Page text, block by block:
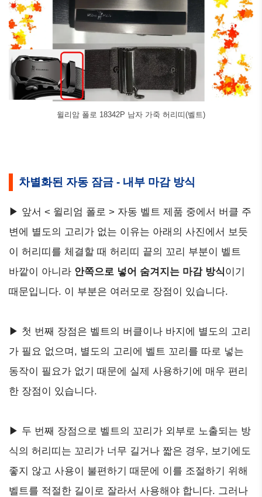
윌리암 폴로 18342P 남자 가죽 허리띠(벨트)
차별화된 자동 잠금 - 내부 마감 방식
▶ 앞서 < 윌리엄 폴로 > 자동 벨트 제품 중에서 버클 주
변에 별도의 고리가 없는 이유는 아래의 사진에서 보듯
이 허리띠를 체결할 때 허리띠 끝의 꼬리 부분이 벨트
바깥이 아니라 안쪽으로 넣어 숨겨지는 마감 방식이기
때문입니다. 이 부분은 여러모로 장점이 있습니다.
▶ 첫 번째 장점은 벨트의 버클이나 바지에 별도의 고리
가 필요 없으며, 별도의 고리에 벨트 꼬리를 따로 넣는
동작이 필요가 없기 때문에 실제 사용하기에 매우 편리
한 장점이 있습니다.
▶ 두 번째 장점으로 벨트의 꼬리가 외부로 노출되는 방
식의 허리띠는 꼬리가 너무 길거나 짧은 경우, 보기에도
좋지 않고 사용이 불편하기 때문에 이를 조절하기 위해
벨트를 적절한 길이로 잘라서 사용해야 합니다. 그러나